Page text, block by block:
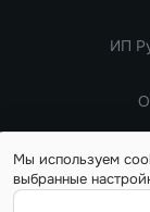
ИП
Мы используем
выбранные